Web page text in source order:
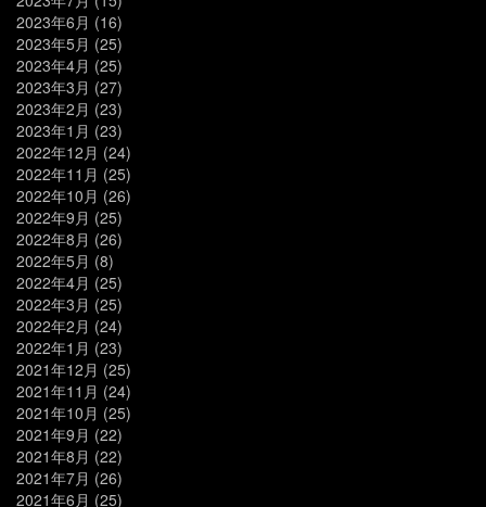
2023年6月 (16)
2023年5月 (25)
2023年4月 (25)
2023年3月 (27)
2023年2月 (23)
2023年1月 (23)
2022年12月 (24)
2022年11月 (25)
2022年10月 (26)
2022年9月 (25)
2022年8月 (26)
2022年5月 (8)
2022年4月 (25)
2022年3月 (25)
2022年2月 (24)
2022年1月 (23)
2021年12月 (25)
2021年11月 (24)
2021年10月 (25)
2021年9月 (22)
2021年8月 (22)
2021年7月 (26)
2021年6月 (25)